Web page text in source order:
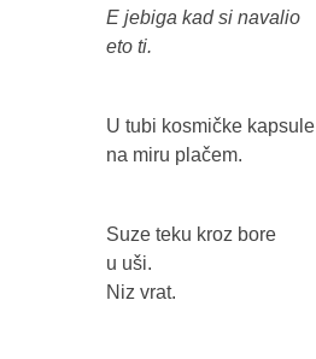
E jebiga kad si navalio
eto ti.
U tubi kosmičke kapsule
na miru plačem.
Suze teku kroz bore
u uši.
Niz vrat.